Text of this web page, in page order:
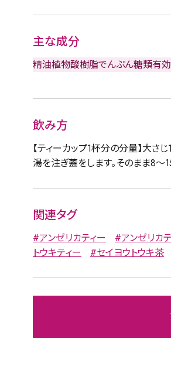
詳細検索
円
主な成分
精油植物酸樹脂でんぷん糖類有
飲み方
【ティーカップ1杯分の分量】大
湯を注ぎ蓋をします。そのまま8
関連タグ
#アンゼリカティー #アンゼリカ
トウキティー
#セイヨウトウキ茶